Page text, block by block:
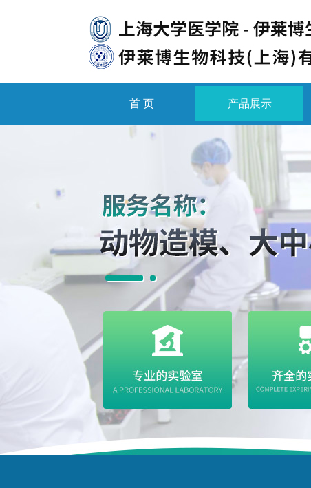
首 页 产品展示